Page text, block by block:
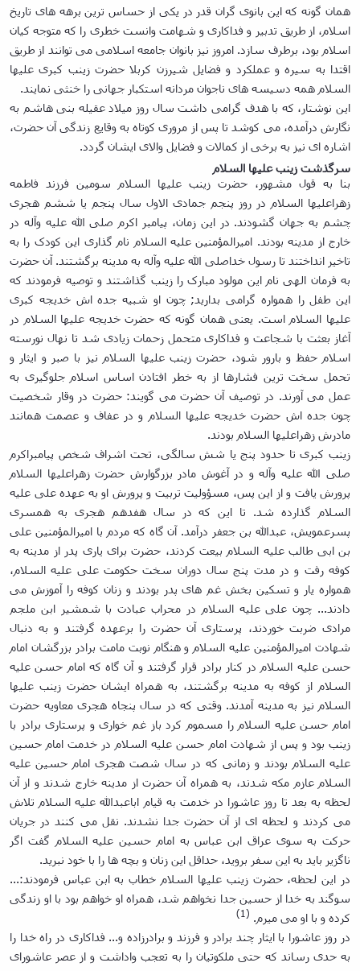
همان گونه که این بانوی گران قدر در یکی از حساس ترین برهه های تاریخ
اسلام، از طریق تدبیر و فداکاری و شهامت وانست خطری را که متوجه کیان
اسلام بود، برطرف سازد. امروز نیز بانوان جامعه اسلامی می توانند از طریق
اقتدا به سیره و عملکرد و فضایل شیرزن کربلا حضرت زینب کبری علیها
السلام همه دسیسه های ناجوان مردانه استکبار جهانی را خنثی نمایند.
این نوشتار، که با هدف گرامی داشت سال روز میلاد عقیله بنی هاشم به
نگارش درآمده، می کوشد تا پس از مروری کوتاه به وقایع زندگی آن حضرت،
اشاره ای نیز به برخی از کمالات و فضایل والای ایشان گردد.
سرگذشت زینب علیها السلام
بنا به قول مشهور، حضرت زینب علیها السلام سومین فرزند فاطمه
زهراعلیها السلام در روز پنجم جمادی الاول سال پنجم یا ششم هجری
چشم به جهان گشودند. در این زمان، پیامبر اکرم صلی الله علیه وآله در
خارج از مدینه بودند. امیرالمؤمنین علیه السلام نام گذاری این کودک را به
تاخیر انداختند تا رسول خداصلی الله علیه وآله به مدینه برگشتند. آن حضرت
به فرمان الهی نام این مولود مبارک را زینب گذاشتند و توصیه فرمودند که
این طفل را همواره گرامی بدارید; چون او شبیه جده اش خدیجه کبری
علیها السلام است. یعنی همان گونه که حضرت خدیجه علیها السلام در
آغاز بعثت با شجاعت و فداکاری متحمل زحمات زیادی شد تا نهال نورسته
اسلام حفظ و بارور شود، حضرت زینب علیها السلام نیز با صبر و ایثار و
تحمل سخت ترین فشارها از به خطر افتادن اساس اسلام جلوگیری به
عمل می آورند. در توصیف آن حضرت می گویند: حضرت در وقار شخصیت
چون جده اش حضرت خدیجه علیها السلام و در عفاف و عصمت همانند
مادرش زهراعلیها السلام بودند.
زینب کبری تا حدود پنج یا شش سالگی، تحت اشراف شخص پیامبراکرم
صلی الله علیه وآله و در آغوش مادر بزرگوارش حضرت زهراعلیها السلام
پرورش یافت و از این پس، مسؤولیت تربیت و پرورش او به عهده علی علیه
السلام گذارده شد. تا این که در سال هفدهم هجری به همسری
پسرعمویش، عبدالله بن جعفر درآمد. آن گاه که مردم با امیرالمؤمنین علی
بن ابی طالب علیه السلام بیعت کردند، حضرت برای یاری پدر از مدینه به
کوفه رفت و در مدت پنج سال دوران سخت حکومت علی علیه السلام،
همواره یار و تسکین بخش غم های پدر بودند و زنان کوفه را آموزش می
دادند... چون علی علیه السلام در محراب عبادت با شمشیر ابن ملجم
مرادی ضربت خوردند، پرستاری آن حضرت را برعهده گرفتند و به دنبال
شهادت امیرالمؤمنین علیه السلام و هنگام نوبت مامت برادر بزرگشان امام
حسن علیه السلام در کنار برادر قرار گرفتند و آن گاه که امام حسن علیه
السلام از کوفه به مدینه برگشتند، به همراه ایشان حضرت زینب علیها
السلام نیز به مدینه آمدند. وقتی که در سال پنجاه هجری معاویه حضرت
امام حسن علیه السلام را مسموم کرد باز غم خواری و پرستاری برادر با
زینب بود و پس از شهادت امام حسن علیه السلام در خدمت امام حسین
علیه السلام بودند و زمانی که در سال شصت هجری امام حسین علیه
السلام عازم مکه شدند، به همراه آن حضرت از مدینه خارج شدند و از آن
لحظه به بعد تا روز عاشورا در خدمت به قیام اباعبدالله علیه السلام تلاش
می کردند و لحظه ای از آن حضرت جدا نشدند. نقل می کنند در جریان
حرکت به سوی عراق ابن عباس به امام حسین علیه السلام گفت اگر
ناگزیر باید به این سفر بروید، حداقل این زنان و بچه ها را با خود نبرید.
در این لحظه، حضرت زینب علیها السلام خطاب به ابن عباس فرمودند:...
سوگند به خدا از حسین جدا نخواهم شد، همراه او خواهم بود با او زندگی
کرده و با او می میرم. (1)
در روز عاشورا با ایثار چند برادر و فرزند و برادرزاده و... فداکاری در راه خدا را
به حدی رساند که حتی ملکوتیان را به تعجب واداشت و از عصر عاشورای